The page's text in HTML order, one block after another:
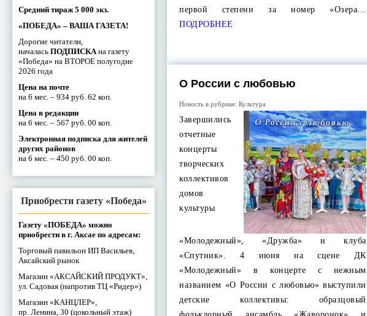
Средний тираж 5 000 экз.
«ПОБЕДА» – ВАША ГАЗЕТА!
Дорогие читатели,
началась ПОДПИСКА на газету
«Победа» на ВТОРОЕ полугодие
2026 года
Цена на почте
на 6 мес. – 934 руб. 62 коп.
Цена в редакции
на 6 мес. – 567 руб. 00 коп.
Электронная подписка для жителей
других районов
на 6 мес. – 450 руб. 00 коп.
Приобрести газету «Победа»
Газету «ПОБЕДА» можно
приобрести в г. Аксае по адресам:
Торговый павильон ИП Васильев,
Аксайский рынок
Магазин «АКСАЙСКИЙ ПРОДУКТ»,
ул. Садовая (напротив ТЦ «Ридер»)
Магазин «КАНЦЛЕР»,
пр. Ленина, 30 (цокольный этаж)
первой степени за номер «Озера…
ПОДРОБНЕЕ
О России с любовью
Новость в рубрике:Культура
Завершились
отчетные
концерты
творческих
коллективов
домов
культуры
«Молодежный», «Дружба» и клуба
«Спутник». 4 июня на сцене ДК
«Молодежный» в концерте с нежным
названием «О России с любовью» выступили
детские коллективы: образцовый